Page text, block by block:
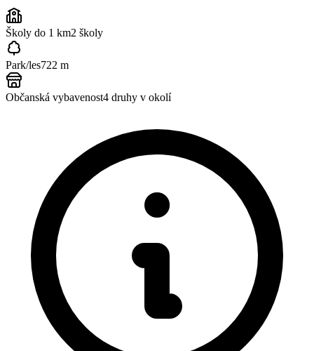
Školy do 1 km2 školy
Park/les722 m
Občanská vybavenost4 druhy v okolí